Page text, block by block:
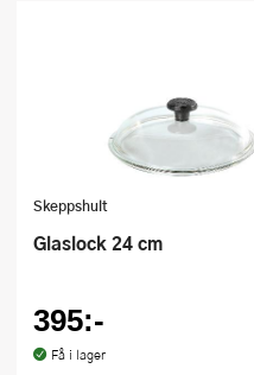
Skeppshult
Glaslock 24 cm
395:-
Få i lager